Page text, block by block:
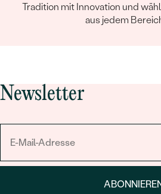
Tradition mit Innovation und
aus jedem
Newsletter